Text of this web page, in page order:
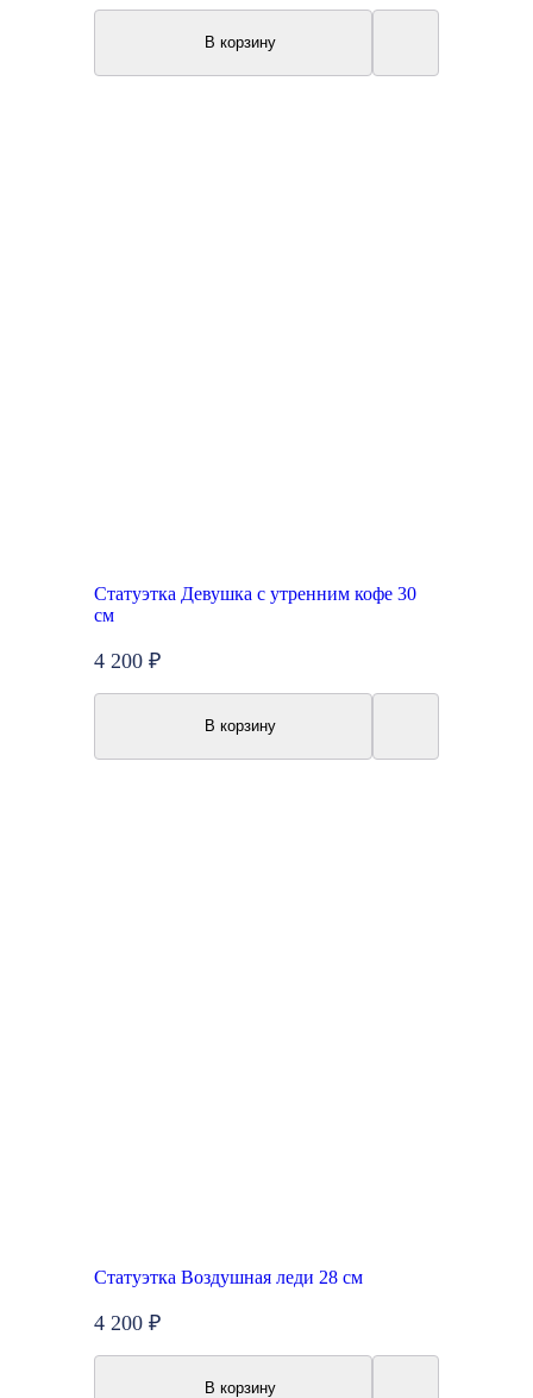
В корзину
Статуэтка Девушка с утренним кофе 30
см
4 200 ₽
В корзину
Статуэтка Воздушная леди 28 см
4 200 ₽
В корзину